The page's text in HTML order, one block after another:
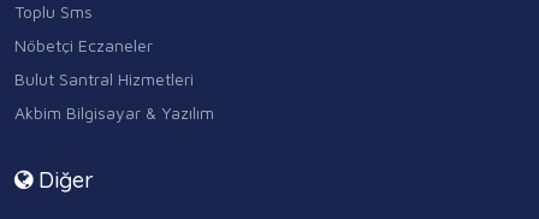
Toplu Sms
Nöbetçi Eczaneler
Bulut Santral Hizmetleri
Akbim Bilgisayar & Yazılım
Diğer